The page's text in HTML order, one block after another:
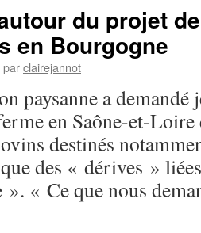
du projet
en Bourgogne
parclairejannot
paysanne a
en Saône-et-
destinés
des « dérives »
». « Ce que nous